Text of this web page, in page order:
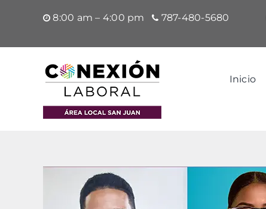
8:00 am – 4:00 pm 787-480-5680
Inicio